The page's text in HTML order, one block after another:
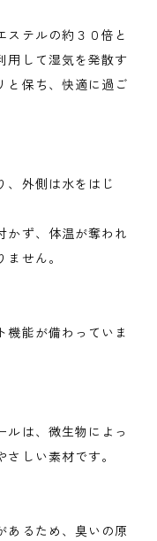
ステルの約３０倍と
用して湿気を発散す
と保ち、快適に過ご
、外側は水をはじ
かず、体温が奪われ
せん。
機能が備わっていま
ルは、微生物によっ
しい素材です。
あるため、臭いの原